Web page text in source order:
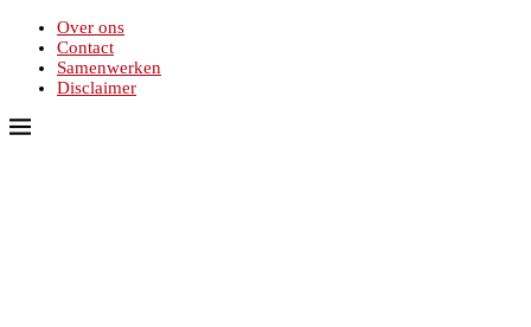
Over ons
Contact
Samenwerken
Disclaimer